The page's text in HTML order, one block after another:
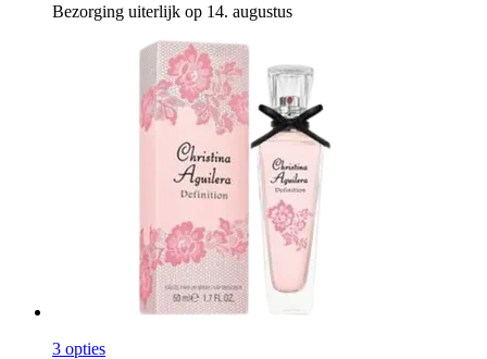
Bezorging uiterlijk op 14. augustus
3 opties